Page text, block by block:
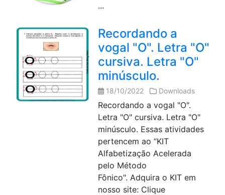
...
Recordando a
vogal "O". Letra "O"
cursiva. Letra "O"
minúsculo.
18/10/2022 Downloads
Recordando a vogal "O".
Letra "O" cursiva. Letra "O"
minúsculo. Essas atividades
pertencem ao “KIT
Alfabetização Acelerada
pelo Método
Fônico". Adquira o KIT em
nosso site: Clique